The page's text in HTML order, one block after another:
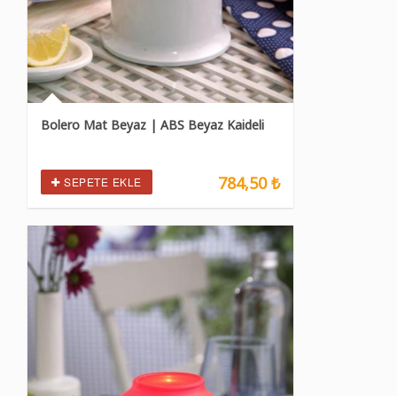
Bolero Mat Beyaz | ABS Beyaz Kaideli
SEPETE EKLE 784,50 ₺